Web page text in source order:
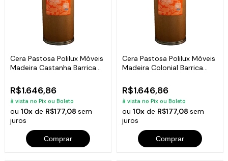
Cera Pastosa Polilux Móveis
Madeira Castanha Barrica
R$1.646,86
à vista no Pix ou Boleto
ou10x de R$177,08sem
juros
Comprar
Cera Pastosa Polilux Móveis
Madeira Colonial Barrica
R$1.646,86
à vista no Pix ou Boleto
ou 10xde R$177,08 sem
juros
Comprar